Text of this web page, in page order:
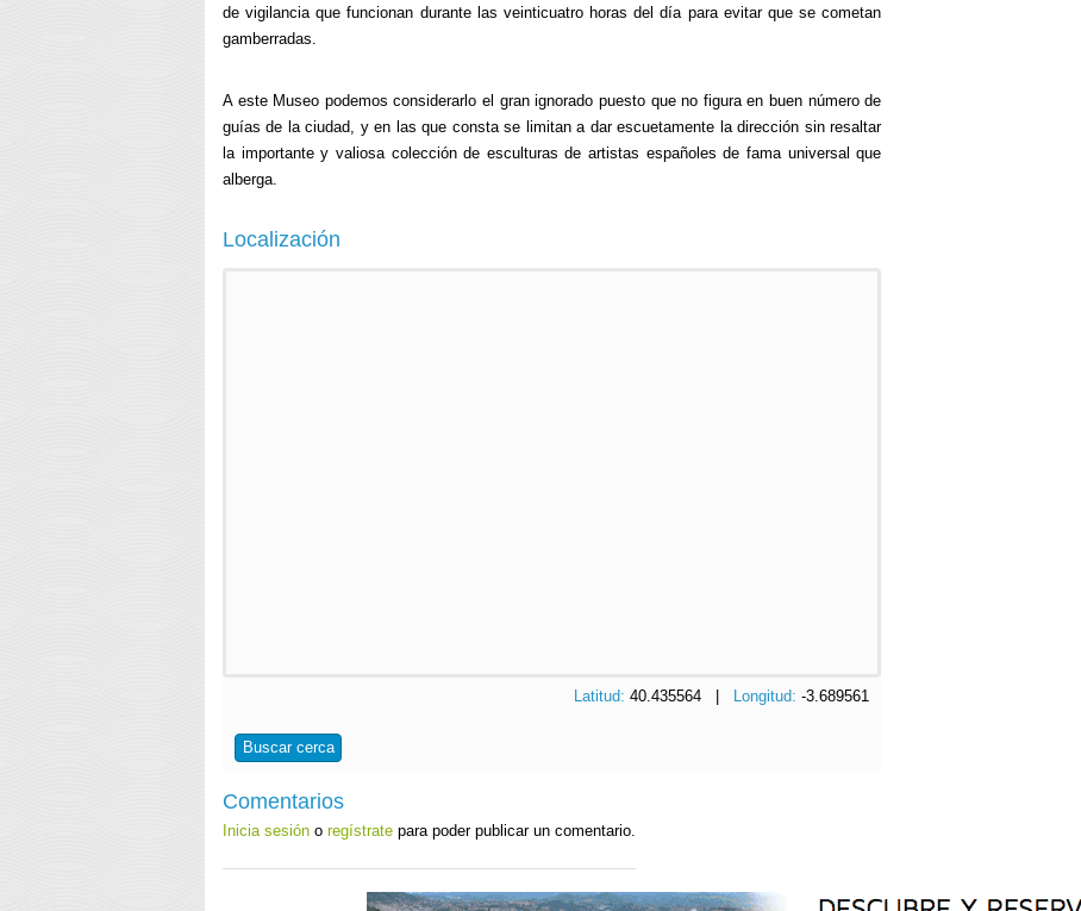
de vigilancia que funcionan durante las veinticuatro horas del día para evitar que se cometan
gamberradas.
A este Museo podemos considerarlo el gran ignorado puesto que no figura en buen número de
guías de la ciudad, y en las que consta se limitan a dar escuetamente la dirección sin resaltar
la importante y valiosa colección de esculturas de artistas españoles de fama universal que
alberga.
Localización
Latitud:40.435564 | Longitud:-3.689561
Buscar cerca
Comentarios
Inicia sesión o regístrate para poder publicar un comentario.